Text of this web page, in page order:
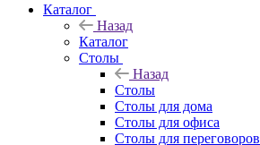
Каталог
Назад
Каталог
Столы
Назад
Столы
Столы для дома
Столы для офиса
Столы для переговоров